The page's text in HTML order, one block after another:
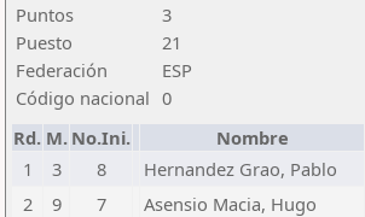
Puntos
3
Puesto
21
Federación
ESP
Código nacional 0
Rd. M. No.Ini. Nombre
1
3 8 Hernandez Grao, Pablo
2
9 7 Asensio Macia, Hugo